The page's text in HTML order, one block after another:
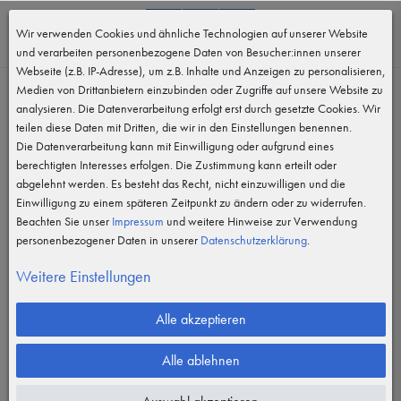
MENÜ
Wir verwenden Cookies und ähnliche Technologien auf unserer Website
und verarbeiten personenbezogene Daten von Besucher:innen unserer
Webseite (z.B. IP-Adresse), um z.B. Inhalte und Anzeigen zu personalisieren,
Medien von Drittanbietern einzubinden oder Zugriffe auf unsere Website zu
analysieren. Die Datenverarbeitung erfolgt erst durch gesetzte Cookies. Wir
teilen diese Daten mit Dritten, die wir in den Einstellungen benennen.
Die Datenverarbeitung kann mit Einwilligung oder aufgrund eines
berechtigten Interesses erfolgen. Die Zustimmung kann erteilt oder
abgelehnt werden. Es besteht das Recht, nicht einzuwilligen und die
Einwilligung zu einem späteren Zeitpunkt zu ändern oder zu widerrufen.
Beachten Sie unser Impressum und weitere Hinweise zur Verwendung
personenbezogener Daten in unserer Daten­schutz­erklärung.
Weitere Einstellungen
Alle akzeptieren
Alle ablehnen